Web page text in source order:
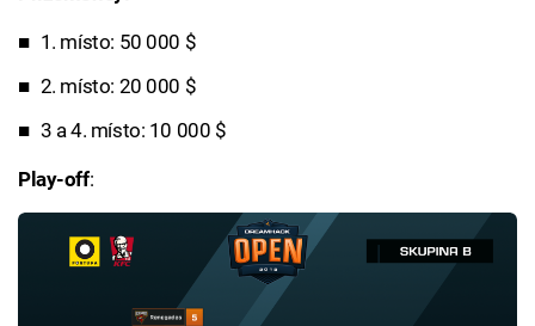
1. místo: 50 000 $
2. místo: 20 000 $
3 a 4. místo: 10 000 $
Play-off: